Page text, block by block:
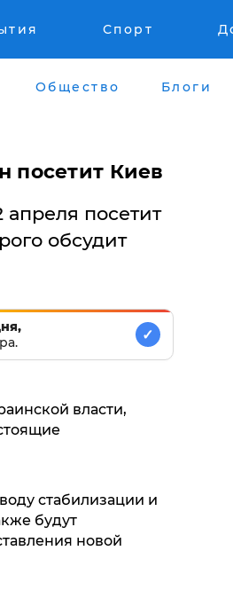
Спорт
Общество Блоги
посетит Киев
посетит
обсудит
✓
власти,
стабилизации и
будут
новой